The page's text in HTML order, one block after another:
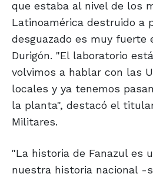
que estaba al nivel de los
Latinoamérica destruido a
desguazado es muy fuerte
Durigón. "El laboratorio
volvimos a hablar con las
locales y ya tenemos
la planta", destacó el
Militares.
"La historia de Fanazul es
nuestra historia nacional -